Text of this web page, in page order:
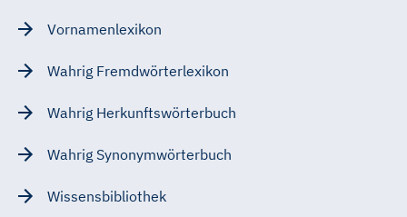
Vornamenlexikon
Wahrig Fremdwörterlexikon
Wahrig Herkunftswörterbuch
Wahrig Synonymwörterbuch
Wissensbibliothek